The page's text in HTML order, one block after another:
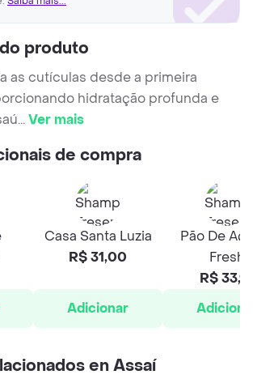
produto
as cutículas desde a primeira
hidratação profunda e
...Ver mais
de compra
Casa Santa Luzia
R$ 31,00
Adicionar
Pão De
Fresh
R$
en Assaí